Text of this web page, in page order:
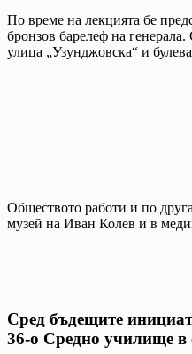
По време на лекцията бе
бронзов барелеф на
улица „Узунджовска“ и
Обществото работи и по
музей на Иван Колев и в
Сред бъдещите
36-о Средно училище в